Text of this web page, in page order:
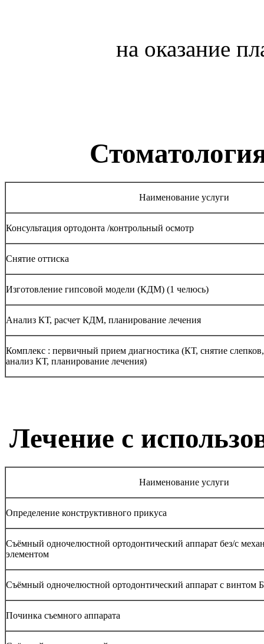
на оказание
Наименование услуги
Консультация ортодонта /контрольный осмотр
Снятие оттиска
Изготовление гипсовой модели (КДМ) (1 челюсь)
Анализ КТ, расчет КДМ, планирование лечения
Комплекс : первичный прием диагностика (КТ, снятие
анализ КТ, планирование лечения)
Лечение с
Наименование услуги
Определение конструктивного прикуса
Съёмный одночелюстной ортодонтический аппарат без/с
элементом
Съёмный одночелюстной ортодонтический аппарат с винтом
Починка съемного аппарата